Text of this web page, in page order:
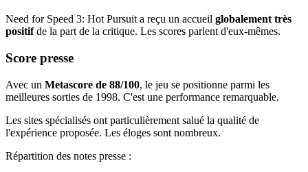
Need for Speed 3: Hot Pursuit a reçu un accueil globalement très
positifde la part de la critique. Les scores parlent d'eux-mêmes.
Score presse
Avec un Metascore de 88/100, le jeu se positionne parmi les
meilleures sorties de 1998. C'est une performance remarquable.
Les sites spécialisés ont particulièrement salué la qualité de
l'expérience proposée. Les éloges sont nombreux.
Répartition des notes presse :